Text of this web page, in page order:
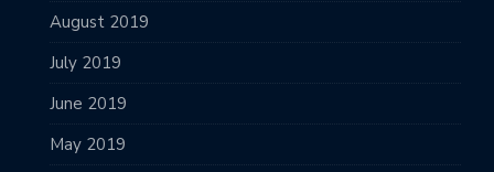
August 2019
July 2019
June 2019
May 2019